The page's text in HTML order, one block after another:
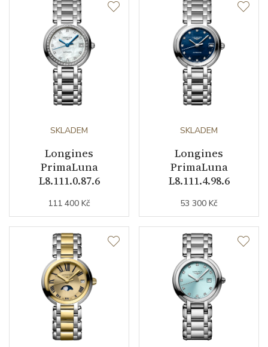
Barva číselníku
Indexy číselníku
Materiál řemínku nerezová ocel
Materiál spony nerezová ocel
Technické detaily
Doplňující specifikace
E.O.L. (systém indikace vybité
Doplňující údaje
SKLADEM
Longines
PrimaLuna
L8.111.0.87.6
111 400 Kč
SKLADEM
Longines
PrimaLuna
L8.111.4.98.6
53 300 Kč